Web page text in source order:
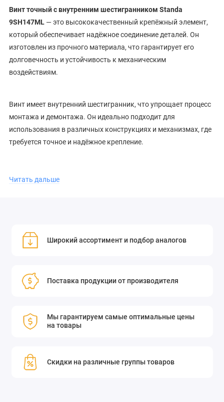
Винт точный с внутренним шестигранником Standa
9SH147ML — это высококачественный крепёжный элемент,
который обеспечивает надёжное соединение деталей. Он
изготовлен из прочного материала, что гарантирует его
долговечность и устойчивость к механическим
воздействиям.
Винт имеет внутренний шестигранник, что упрощает процесс
монтажа и демонтажа. Он идеально подходит для
использования в различных конструкциях и механизмах, где
требуется точное и надёжное крепление.
модель: 9SH147ML;
Standa 9SH147ML и обеспечьте прочность и надёжность
Гайки 3N6X05 (для 9SH137) и 3N8X1 (для 9SH147)
Читать дальше
Широкий ассортимент и подбор аналогов
Поставка продукции от производителя
Мы гарантируем самые оптимальные цены
на товары
Скидки на различные группы товаров